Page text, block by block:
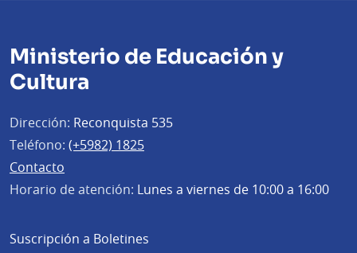
Ministerio de Educación y
Cultura
Dirección: Reconquista 535
Teléfono: (+5982) 1825
Contacto
Horario de atención: Lunes a viernes de 10:00 a 16:00
Suscripción a Boletines